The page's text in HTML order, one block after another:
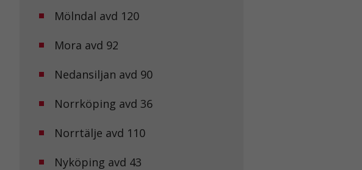
Mölndal avd 120
Mora avd 92
Nedansiljan avd 90
Norrköping avd 36
Norrtälje avd 110
Nyköping avd 43